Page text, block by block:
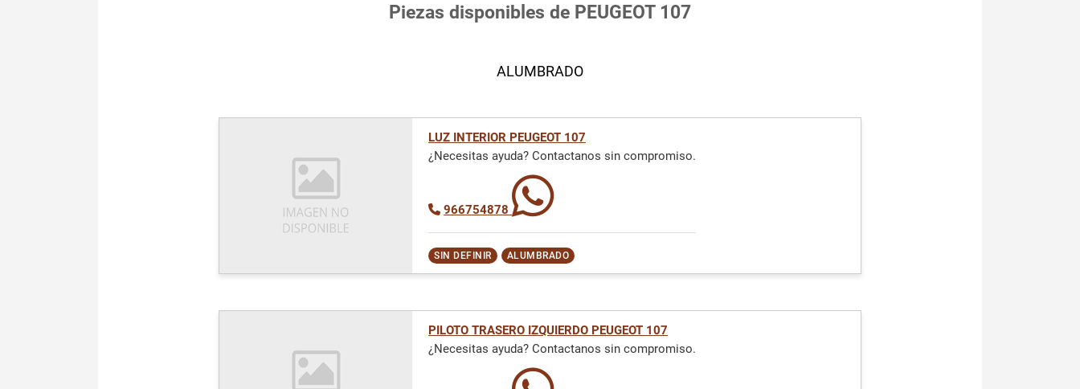
Piezas disponibles de PEUGEOT 107
ALUMBRADO
LUZ INTERIOR PEUGEOT 107
¿Necesitas ayuda? Contactanos sin compromiso.
966754878
SIN DEFINIR ALUMBRADO
PILOTO TRASERO IZQUIERDO PEUGEOT 107
¿Necesitas ayuda? Contactanos sin compromiso.